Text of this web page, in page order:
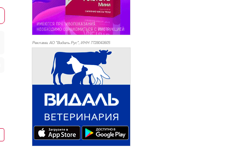
Реклама. АО "Видаль Рус", ИНН 7728043605